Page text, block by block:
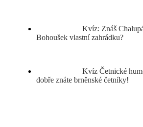
Kvíz: Znáš
Bohoušek vlastní zahrádku?
Kvíz Četnické
dobře znáte brněnské četníky!